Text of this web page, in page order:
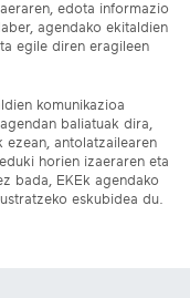
edota informazio
agendako ekitaldien
egile diren eragileen
komunikazioa
baliatuak dira,
antolatzailearen
horien izaeraren eta
bada, EKEk agendako
eskubidea du.